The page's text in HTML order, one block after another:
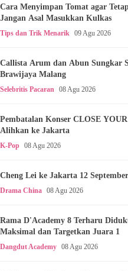
Cara Menyimpan Tomat agar
Jangan Asal Masukkan Kulkas
Tips dan Trik Menarik 09 Agu 2026
Callista Arum dan Abun Sungkar
Brawijaya Malang
Selebritis Pacaran 08 Agu 2026
Pembatalan Konser CLOSE
Alihkan ke Jakarta
K-Pop 08 Agu 2026
Cheng Lei ke Jakarta 12
Drama China 08 Agu 2026
Rama D'Academy 8 Terharu
Maksimal dan Targetkan Juara 1
Dangdut Academy 08 Agu 2026